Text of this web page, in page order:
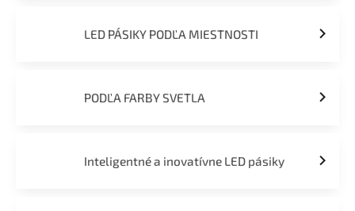
LED PÁSIKY PODĽA MIESTNOSTI
PODĽA FARBY SVETLA
Inteligentné a inovatívne LED pásiky